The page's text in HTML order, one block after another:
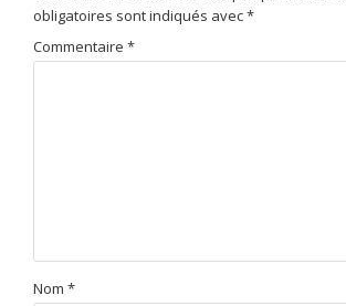
obligatoires sont indiqués avec*
Commentaire *
Nom *